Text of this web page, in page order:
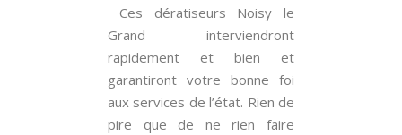
Ces dératiseurs Noisy le
Grand interviendront
rapidement et bien et
garantiront votre bonne foi
aux services de l’état. Rien de
pire que de ne rien faire